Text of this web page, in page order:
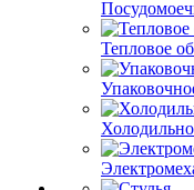
Тепловое